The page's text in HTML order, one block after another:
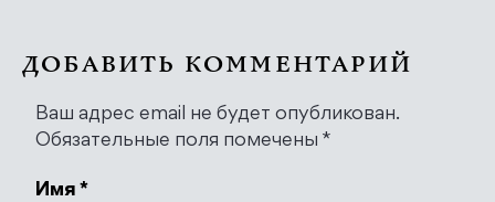
ДОБАВИТЬ КОММЕНТАРИЙ
Ваш адрес email не будет опубликован.
Обязательные поля помечены *
Имя *